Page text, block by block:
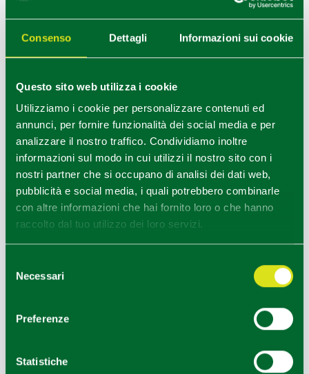
Consenso Dettagli Informazioni sui cookie
Questo sito web utilizza i cookie
Utilizziamo i cookie per personalizzare contenuti ed
annunci, per fornire funzionalità dei social media e per
analizzare il nostro traffico. Condividiamo inoltre
informazioni sul modo in cui utilizzi il nostro sito con i
nostri partner che si occupano di analisi dei dati web,
pubblicità e social media, i quali potrebbero combinarle
con altre informazioni che hai fornito loro o che hanno
raccolto dal tuo utilizzo dei loro servizi.
delNecessari
Preferenze
Statistiche
Castello di
Sarmato
9.Luzzara
Golena (Cava Luccio, River
Torre Civica
SCOPRI LE ATTRAZIONI
TURISTICHE SUL GRANDE
FIUME
CC